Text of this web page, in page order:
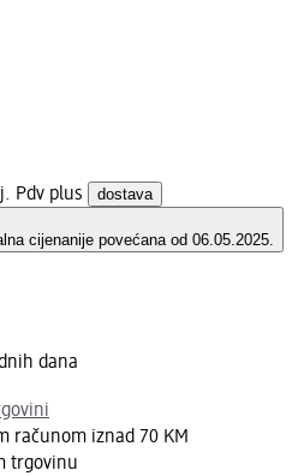
Pdv plus dostava
cijenanije povećana od 06.05.2025.
dana
računom iznad 70 KM
trgovinu